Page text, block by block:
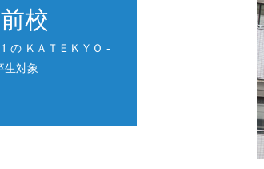
校
の ＫＡＴＥＫＹＯ -
生対象